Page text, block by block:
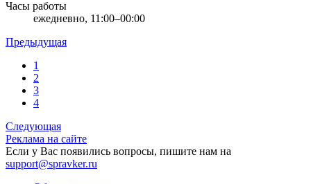
Часы работы
ежедневно, 11:00–00:00
Предыдущая
1
2
3
4
Следующая
Реклама на сайте
Если у Вас появились вопросы, пишите нам на
support@spravker.ru